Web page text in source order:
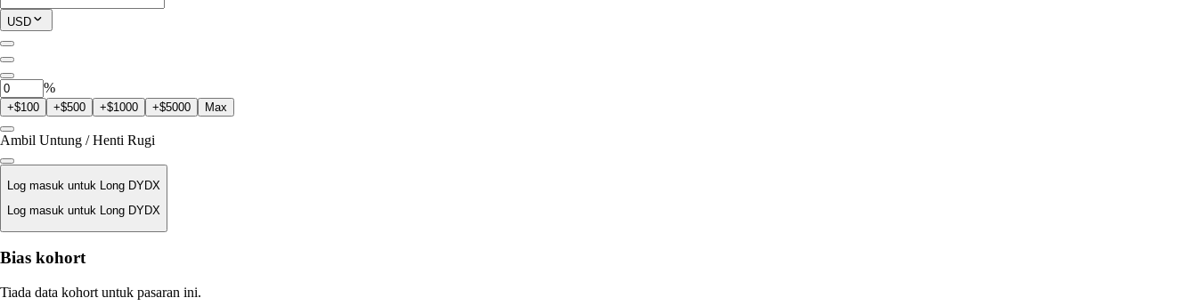
Posisi Semasa
USD
%
+$100 +$500 +$1000 +$5000 Max
Ambil Untung / Henti Rugi
Log masuk untuk Long DYDX
Log masuk untuk Long DYDX
Harga Likuidasi
T/A
Bias kohort
Tiada data kohort untuk pasaran ini.